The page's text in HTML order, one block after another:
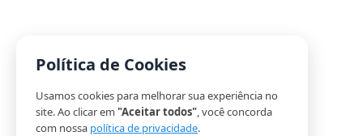
Política de Cookies
Usamos cookies para melhorar sua experiência no
site. Ao clicar em "Aceitar todos", você concorda
com nossa política de privacidade.